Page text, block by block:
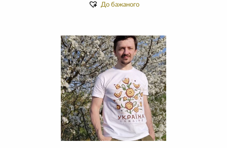
До бажаного